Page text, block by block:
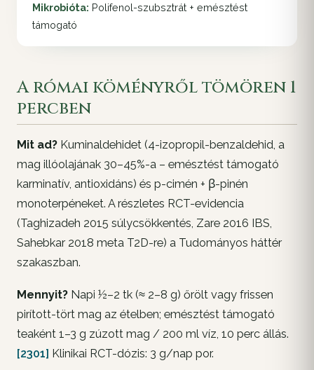
Mikrobióta: Polifenol-szubsztrát + emésztést
támogató
A római köményről tömören 1
percben
Mit ad? Kuminaldehidet (4-izopropil-benzaldehid, a
mag illóolajának 30–45%-a – emésztést támogató
karminatív, antioxidáns) és p-cimén + β-pinén
monoterpéneket. A részletes RCT-evidencia
(Taghizadeh 2015 súlycsökkentés, Zare 2016 IBS,
Sahebkar 2018 meta T2D-re) a Tudományos háttér
szakaszban.
Mennyit? Napi ½–2 tk (≈ 2–8 g) őrölt vagy frissen
pirított-tört mag az ételben; emésztést támogató
teaként 1–3 g zúzott mag / 200 ml víz, 10 perc állás.
[2301] Klinikai RCT-dózis: 3 g/nap por.